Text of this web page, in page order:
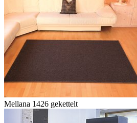
Mellana 1426 gekettelt